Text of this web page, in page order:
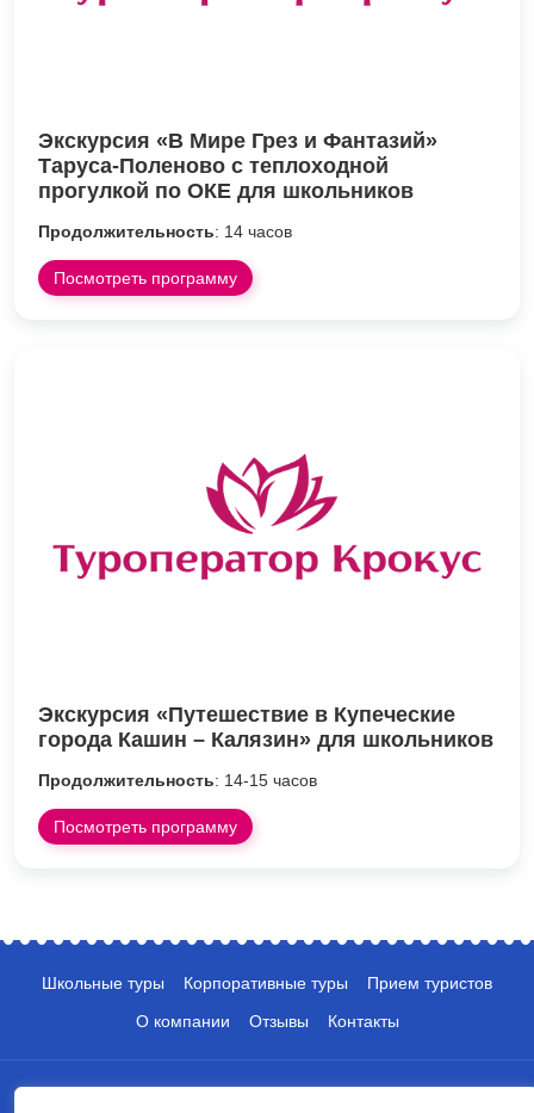
Экскурсия «В Мире Грез и Фантазий»
Таруса-Поленово с теплоходной
прогулкой по ОКЕ для школьников
Продолжительность: 14 часов
Посмотреть программу
Экскурсия «Путешествие в Купеческие
города Кашин – Калязин» для школьников
Продолжительность: 14-15 часов
Посмотреть программу
Школьные туры Корпоративные туры
Прием туристов
О компании
Отзывы Контакты